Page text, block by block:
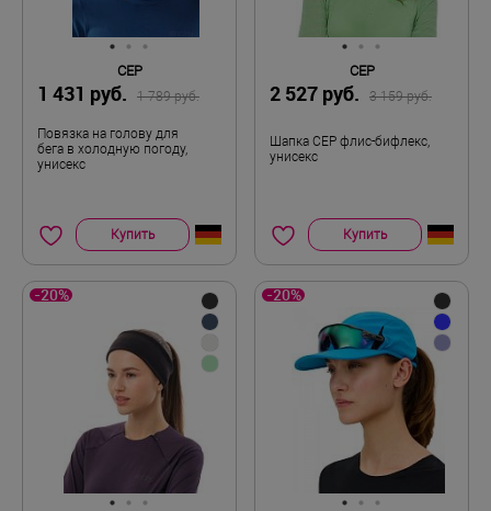
CEP
1 431 руб. 1 789 руб.
Повязка на голову для
бега в холодную погоду,
унисекс
Купить
CEP
2 527 руб. 3 159 руб.
Шапка CEP флис-бифлекс,
унисекс
Купить
-20% -20%